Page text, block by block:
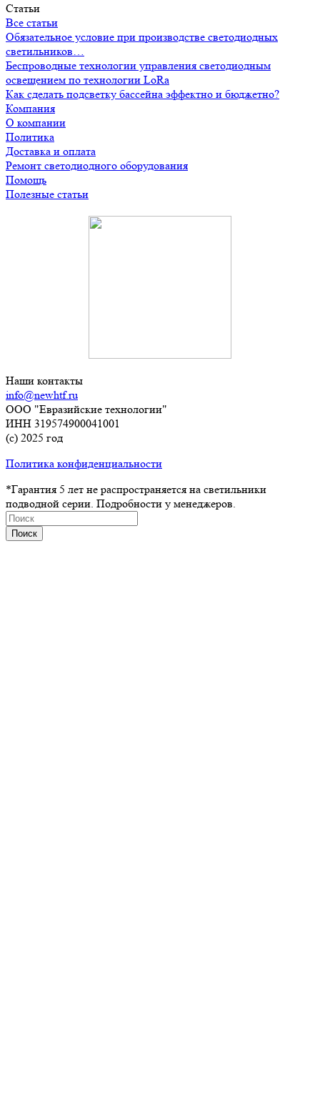
Статьи
Все статьи
Обязательное условие при производстве светодиодных
светильников…
Беспроводные технологии управления светодиодным
освещением по технологии LoRa
Как сделать подсветку бассейна эффектно и бюджетно?
Компания
О компании
Политика
Доставка и оплата
Ремонт светодиодного оборудования
Помощь
Полезные статьи
Наши контакты
info@newhtf.ru
ООО "Евразийские технологии"
ИНН 319574900041001
(с) 2025 год
Политика конфиденциальности
*Гарантия 5 лет не распространяется на светильники
подводной серии. Подробности у менеджеров.
Поиск